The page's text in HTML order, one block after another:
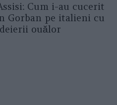
Cum i-au cucerit
Gorban pe italieni cu
ouălor